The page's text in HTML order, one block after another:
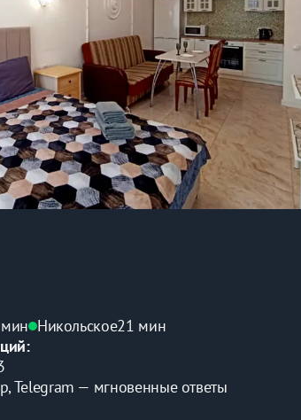
Никольское21 мин
Telegram — мгновенные ответы